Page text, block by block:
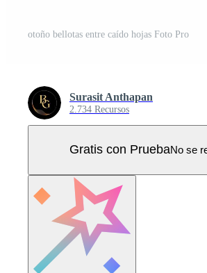
otoño bellotas entre caído hojas Foto Pro
Surasit Anthapan
2.734 Recursos
Gratis con PruebaNo se